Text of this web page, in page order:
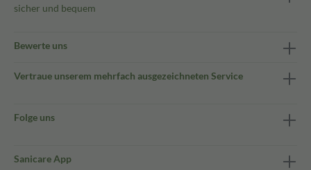
sicher und bequem
Bewerte uns
Vertraue unserem mehrfach ausgezeichneten Service
Folge uns
Sanicare App